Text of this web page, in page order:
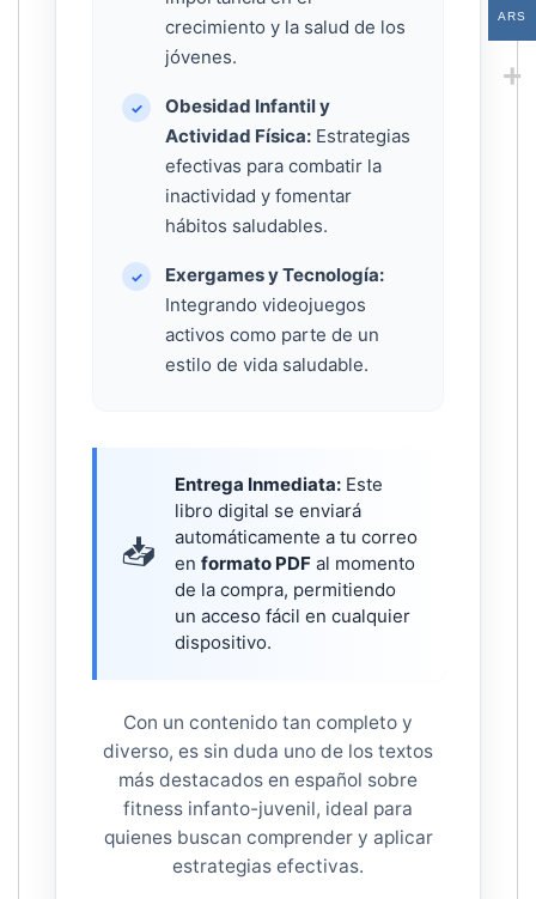
crecimiento y la salud de los
jóvenes.
✓
Obesidad Infantil y
Actividad Física: Estrategias
efectivas para combatir la
inactividad y fomentar
hábitos saludables.
✓
Exergames y Tecnología:
Integrando videojuegos
activos como parte de un
estilo de vida saludable.
📥
Entrega Inmediata: Este
libro digital se enviará
automáticamente a tu correo
en formato PDF al momento
de la compra, permitiendo
un acceso fácil en cualquier
dispositivo.
Con un contenido tan completo y
diverso, es sin duda uno de los textos
más destacados en español sobre
fitness infanto-juvenil, ideal para
quienes buscan comprender y aplicar
estrategias efectivas.
ARS